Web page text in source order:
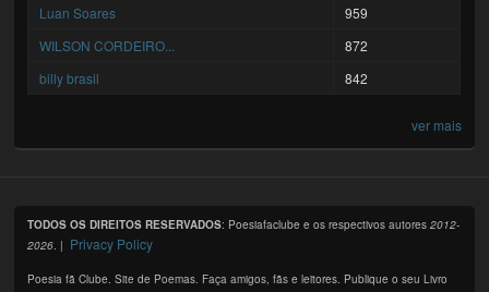
Luan Soares
959
WILSON CORDEIRO...
872
billy brasil
842
ver mais
TODOS OS DIREITOS RESERVADOS: Poesiafaclube e os respectivos autores2012-
2026. | Privacy Policy
Poesia fã Clube. Site de Poemas. Faça amigos, fãs e leitores. Publique o seu Livro